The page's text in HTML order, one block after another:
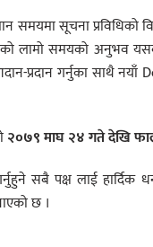
सूचना प्रविधिको
लामो समयको अनुभव
गर्नुका साथै नयाँ
२०७९ माघ २४ गते देखि
सबै पक्ष लाई हार्दिक
छ ।